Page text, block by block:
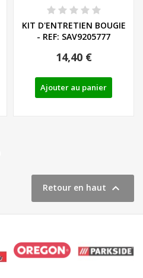
KIT D'ENTRETIEN BOUGIE
- REF: SAV9205777
14,40 €
Ajouter au panier
Retour en haut 